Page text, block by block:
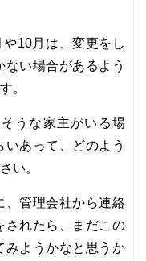
10月は、変更をし
い場合があるよう
。
うな家主がいる場
あって、どのよう
い。
、管理会社から連絡
されたら、まだこの
みようかなと思うか